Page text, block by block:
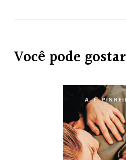
Post
Você pode gostar